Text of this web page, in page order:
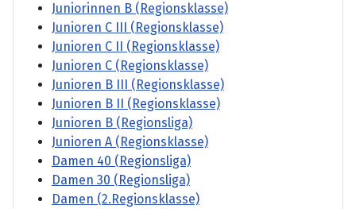
Juniorinnen B (Regionsklasse)
Junioren C III (Regionsklasse)
Junioren C II (Regionsklasse)
Junioren C (Regionsklasse)
Junioren B III (Regionsklasse)
Junioren B II (Regionsklasse)
Junioren B (Regionsliga)
Junioren A (Regionsklasse)
Damen 40 (Regionsliga)
Damen 30 (Regionsliga)
Damen (2.Regionsklasse)